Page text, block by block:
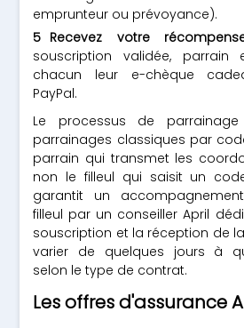
emprunteur ou prévoyance).
Recevez votre
souscription validée, parrain
chacun leur e-chèque
PayPal.
Le processus de
parrainages classiques par
parrain qui transmet les
non le filleul qui saisit un
garantit un
filleul par un conseiller April
souscription et la réception de
varier de quelques jours à
selon le type de contrat.
Les offres d'assurance